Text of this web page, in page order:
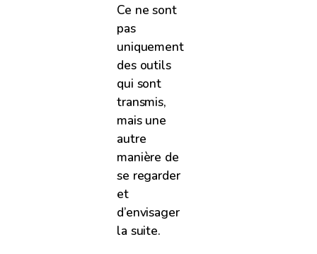
Ce ne sont
pas
uniquement
des outils
qui sont
transmis,
mais une
autre
manière de
se regarder
et
d’envisager
la suite.